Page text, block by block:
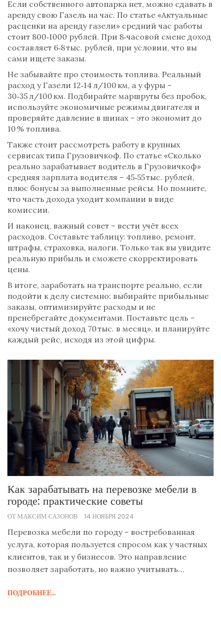
Если собственного автопарка нет, можно сдавать в
аренду свою Газель на час. По статье «Актуальные
расценки на аренду газели» средний час работы
стоит 800‑1000 рублей. При 8‑часовой смене доход
составляет 6‑8 тыс. рублей, при условии, что вы
сами ищете заказы.
Не забывайте про стоимость топлива. Реальный
расход у Газели 12‑14 л/100 км, а у фуры –
30‑35 л/100 км. Подбирайте маршруты без пробок,
используйте экономичные режимы двигателя и
проверяйте давление в шинах – это экономит до
10 % топлива.
Также стоит рассмотреть работу в крупных
сервисах типа Грузовичкоф. По статье «Сколько
реально зарабатывает водитель в Грузовичкоф»
средняя зарплата водителя – 45‑55 тыс. рублей,
плюс бонусы за выполненные рейсы. Но помните,
что часть дохода уходит компании в виде
комиссии.
И наконец, важный совет – вести учёт всех
расходов. Составьте таблицу: топливо, ремонт,
штрафы, страховка, налоги. Только так вы увидите
реальную прибыль и сможете скорректировать
цены.
В итоге, заработать на транспорте реально, если
подойти к делу системно: выбирайте прибыльные
заказы, оптимизируйте расходы и не
пренебрегайте документами. Поставьте цель –
«хочу чистый доход 70 тыс. в месяц», и планируйте
каждый рейс, исходя из этой цифры.
Как зарабатывать на перевозке мебели в
городе: практические советы
ОТ МАКСИМ САЗОНОВ 14 НОЯБРЯ 2024
Перевозка мебели по городу – востребованная
услуга, которая пользуется спросом как у частных
клиентов, так и у бизнесов. Это направление
позволяет заработать, но важно учитывать
и конкуренцию. Опыт и надежность перевозчика
ПОДРОБНЕЕ...